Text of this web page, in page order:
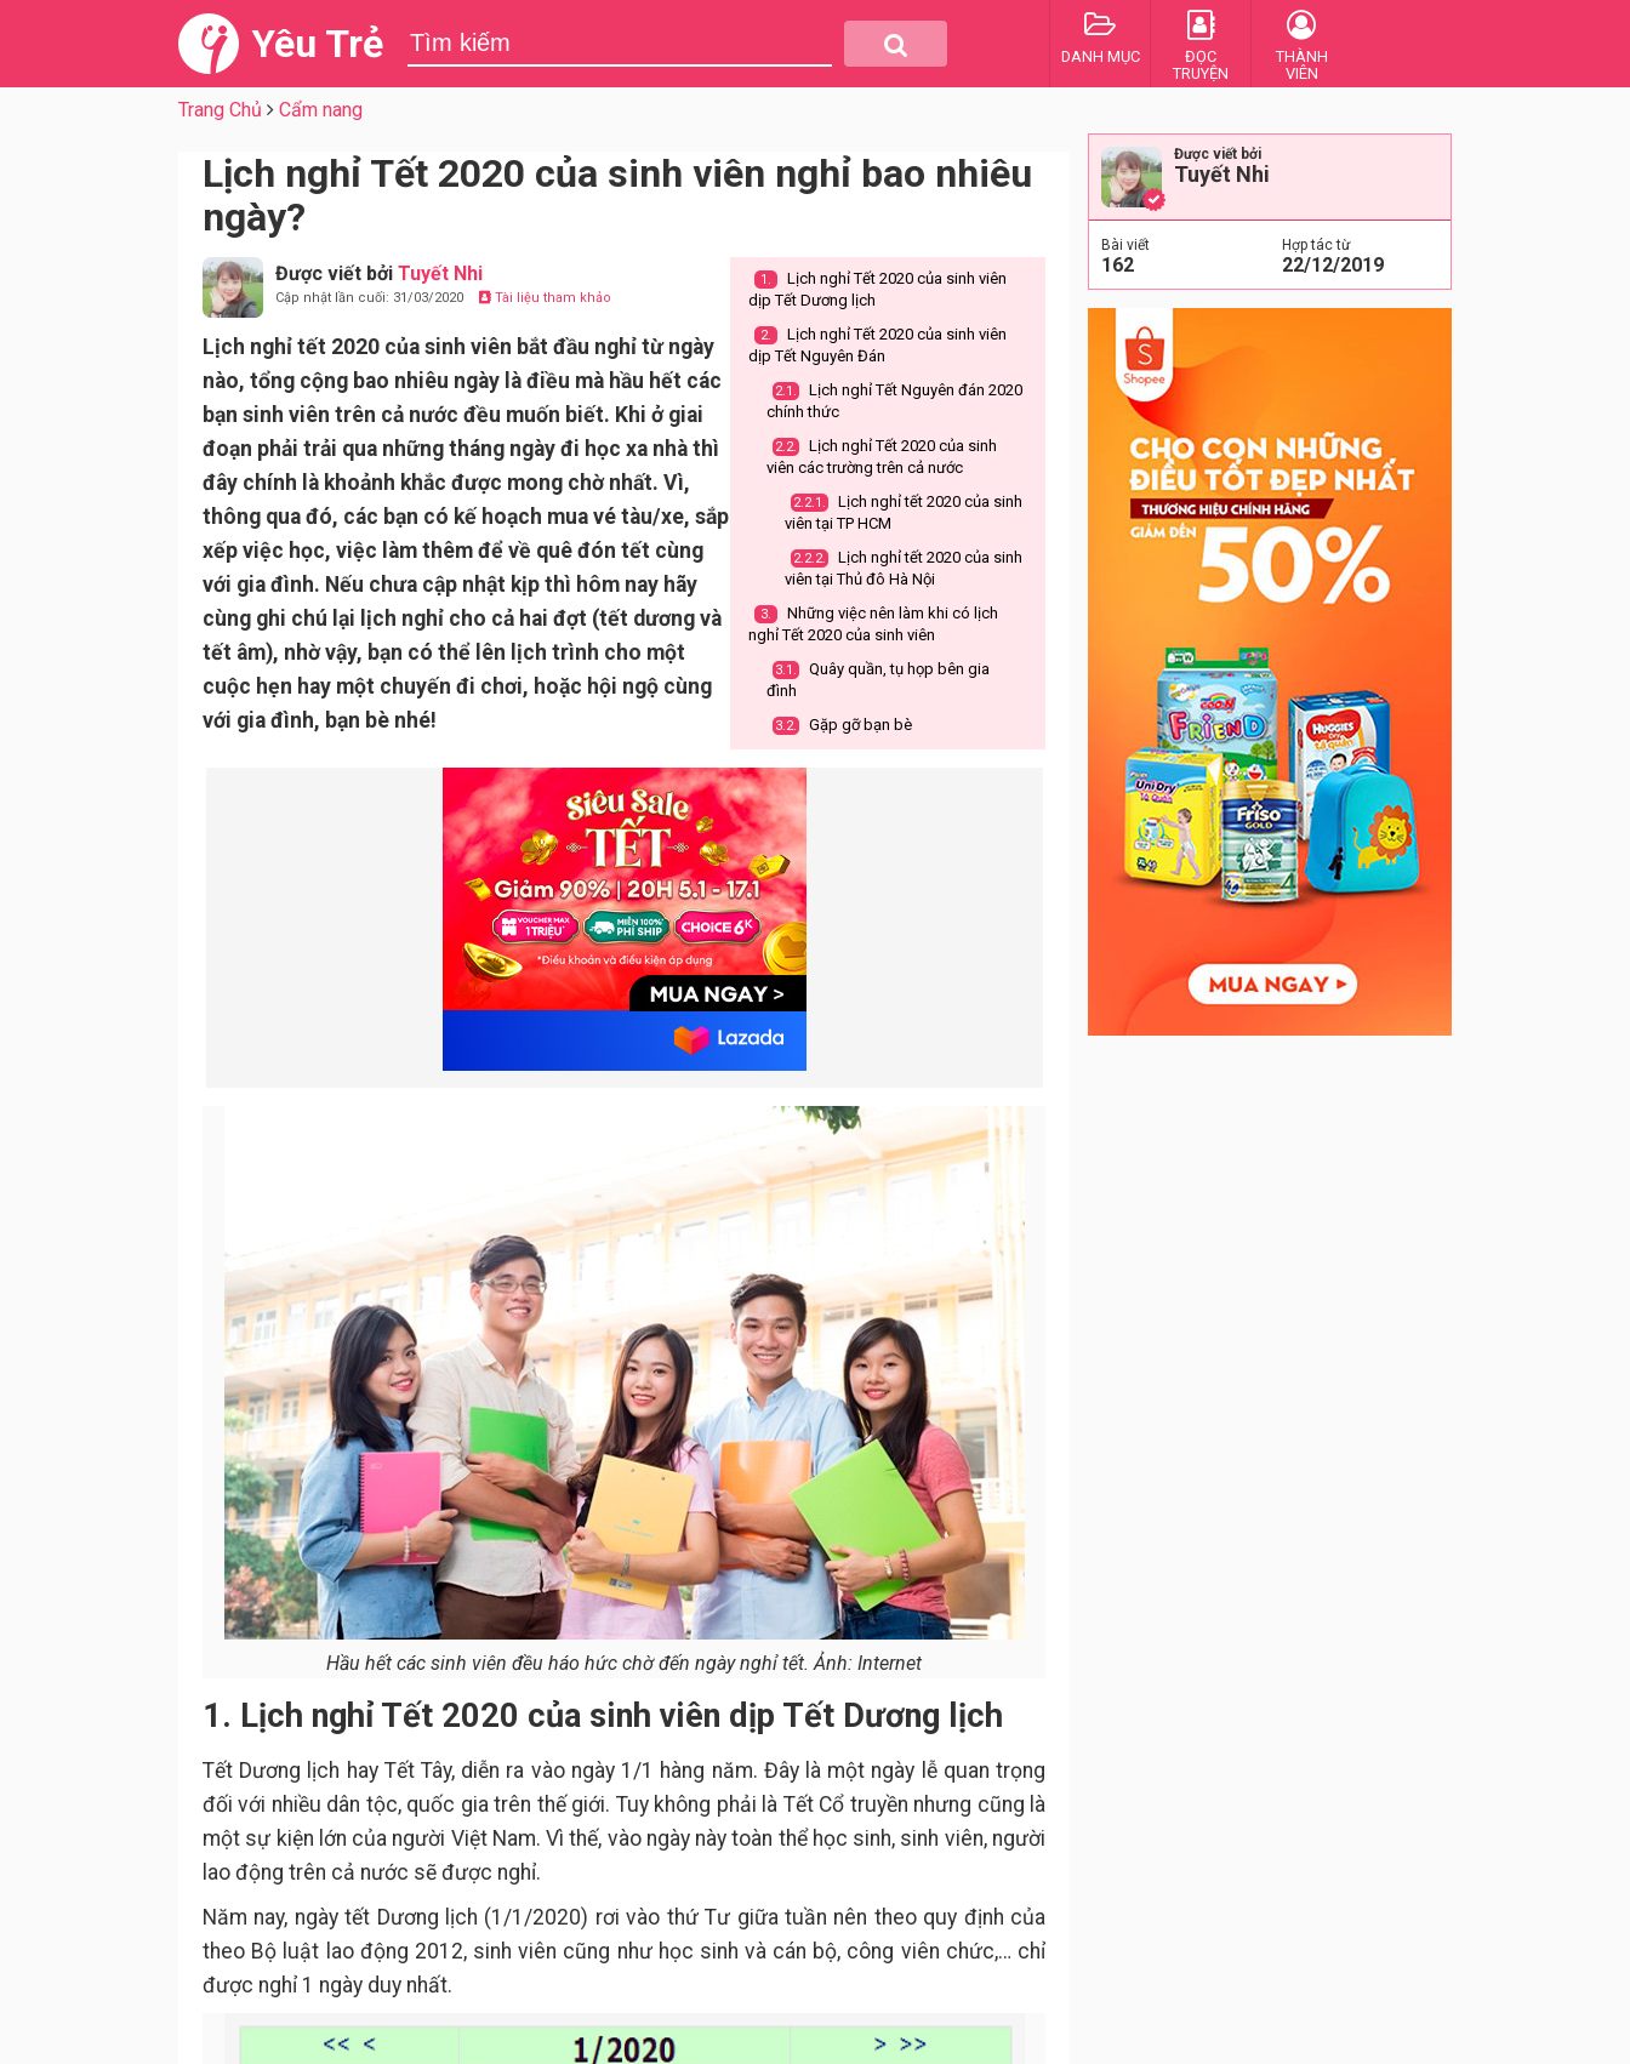
Yêu Trẻ DANH MỤC
ĐỌC
TRUYỆN
THÀNH
VIÊN
Trang Chủ Cẩm nang
Lịch nghỉ Tết 2020 của sinh viên nghỉ bao nhiêu
ngày?
Được viết bởi Tuyết Nhi
Cập nhật lần cuối: 31/03/2020 Tài liệu tham khảo
Lịch nghỉ tết 2020 của sinh viên bắt đầu nghỉ từ ngày
nào, tổng cộng bao nhiêu ngày là điều mà hầu hết các
bạn sinh viên trên cả nước đều muốn biết. Khi ở giai
đoạn phải trải qua những tháng ngày đi học xa nhà thì
đây chính là khoảnh khắc được mong chờ nhất. Vì,
thông qua đó, các bạn có kế hoạch mua vé tàu/xe, sắp
xếp việc học, việc làm thêm để về quê đón tết cùng
với gia đình. Nếu chưa cập nhật kịp thì hôm nay hãy
cùng ghi chú lại lịch nghỉ cho cả hai đợt (tết dương và
tết âm), nhờ vậy, bạn có thể lên lịch trình cho một
cuộc hẹn hay một chuyến đi chơi, hoặc hội ngộ cùng
với gia đình, bạn bè nhé!
1.
Lịch nghỉ Tết 2020 của sinh viên
dịp Tết Dương lịch
2.
Lịch nghỉ Tết 2020 của sinh viên
dịp Tết Nguyên Đán
2.1.
Lịch nghỉ Tết Nguyên đán 2020
chính thức
2.2.
Lịch nghỉ Tết 2020 của sinh
viên các trường trên cả nước
2.2.1.
Lịch nghỉ tết 2020 của sinh
viên tại TP HCM
2.2.2.
Lịch nghỉ tết 2020 của sinh
viên tại Thủ đô Hà Nội
3.
Những việc nên làm khi có lịch
nghỉ Tết 2020 của sinh viên
3.1.
Quây quần, tụ họp bên gia
đình
3.2. Gặp gỡ bạn bè
Hầu hết các sinh viên đều háo hức chờ đến ngày nghỉ tết. Ảnh: Internet
1. Lịch nghỉ Tết 2020 của sinh viên dịp Tết Dương lịch
Tết Dương lịch hay Tết Tây, diễn ra vào ngày 1/1 hàng năm. Đây là một ngày lễ quan trọng
đối với nhiều dân tộc, quốc gia trên thế giới. Tuy không phải là Tết Cổ truyền nhưng cũng là
một sự kiện lớn của người Việt Nam. Vì thế, vào ngày này toàn thể học sinh, sinh viên, người
lao động trên cả nước sẽ được nghỉ.
Năm nay, ngày tết Dương lịch (1/1/2020) rơi vào thứ Tư giữa tuần nên theo quy định của
theo Bộ luật lao động 2012, sinh viên cũng như học sinh và cán bộ, công viên chức,… chỉ
được nghỉ 1 ngày duy nhất.
Được viết bởi
Tuyết Nhi
Bài viết
162
Hợp tác từ
22/12/2019